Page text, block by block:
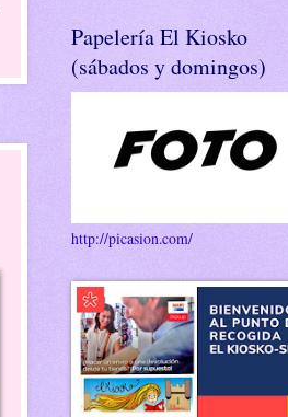
Papelería El Kiosko
(sábados y domingos)
http://picasion.com/